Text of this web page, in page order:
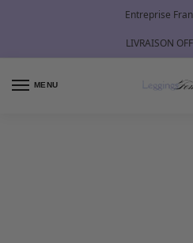
Entreprise
LIVRAISON
MENU